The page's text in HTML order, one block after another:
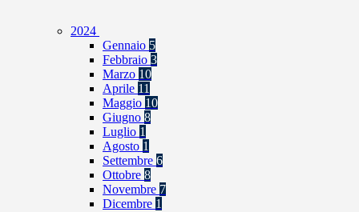
2024
Gennaio 5
Febbraio 3
Marzo 10
Aprile 11
Maggio 10
Giugno 8
Luglio 1
Agosto 1
Settembre 6
Ottobre 8
Novembre 7
Dicembre 1